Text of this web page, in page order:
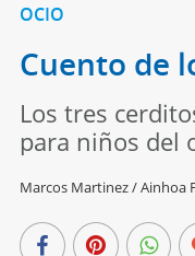
OCIO
Cuento de
Los tres
para niños del
Marcos Martinez / Ainhoa